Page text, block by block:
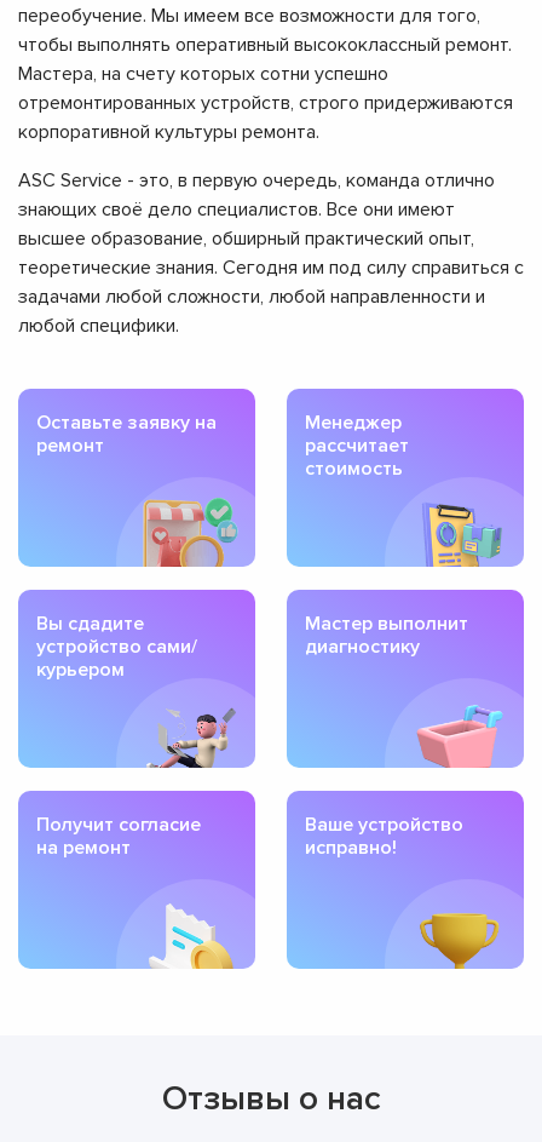
переобучение. Мы имеем все возможности для того,
чтобы выполнять оперативный высококлассный ремонт.
Мастера, на счету которых сотни успешно
отремонтированных устройств, строго придерживаются
корпоративной культуры ремонта.
ASC Service - это, в первую очередь, команда отлично
знающих своё дело специалистов. Все они имеют
высшее образование, обширный практический опыт,
теоретические знания. Сегодня им под силу справиться с
задачами любой сложности, любой направленности и
любой специфики.
Оставьте заявку на
ремонт
Менеджер
рассчитает
стоимость
Вы сдадите
устройство сами/
курьером
Мастер выполнит
диагностику
Получит согласие
на ремонт
Ваше устройство
исправно!
Отзывы о нас